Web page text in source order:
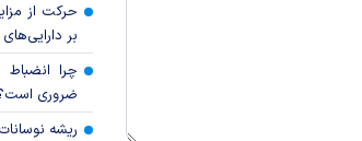
حرکت از
بر
چرا
ضروری
ریشه